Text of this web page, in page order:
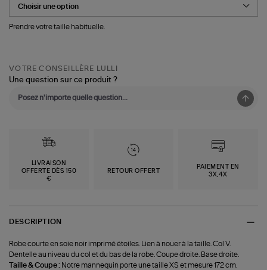
Prendre votre taille habituelle.
VOTRE CONSEILLÈRE LULLI
Une question sur ce produit ?
LIVRAISON
OFFERTE DÈS 150
€
RETOUR OFFERT
PAIEMENT EN
3X,4X
DESCRIPTION
Robe courte en soie noir imprimé étoiles. Lien à nouer à la taille. Col V.
Dentelle au niveau du col et du bas de la robe. Coupe droite. Base droite.
Taille & Coupe : Notre mannequin porte une taille XS et mesure 172 cm.